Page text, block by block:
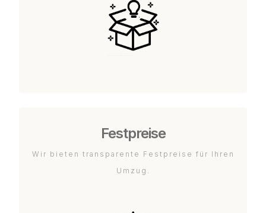
Festpreise
Wir bieten transparente Festpreise für Ihren
Umzug.